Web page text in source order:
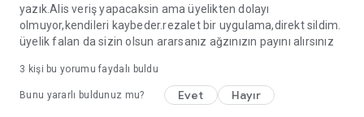
yazık.Alis veriş yapacaksin ama üyelikten dolayı
olmuyor,kendileri kaybeder.rezalet bir uygulama,direkt sildim.
üyelik falan da sizin olsun ararsanız ağzınızın payını alırsınız
3 kişi bu yorumu faydalı buldu
Bunu yararlı buldunuz mu? Evet Hayır